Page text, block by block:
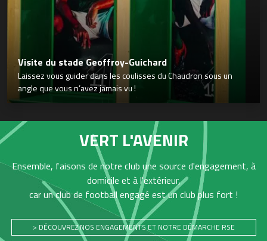
Visite du stade Geoffroy-Guichard
Laissez vous guider dans les coulisses du Chaudron sous un
angle que vous n’avez jamais vu !
VERT L'AVENIR
Ensemble, faisons de notre club une source d'engagement, à
domicile et à l'extérieur,
car un club de football engagé est un club plus fort !
> DÉCOUVREZ NOS ENGAGEMENTS ET NOTRE DÉMARCHE RSE